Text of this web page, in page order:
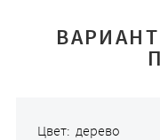
Цвет: дерево